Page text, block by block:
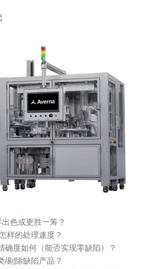
色或更胜一筹？
样的处理速度？
确度如何（能否实现零缺陷）？
/剔除缺陷产品？